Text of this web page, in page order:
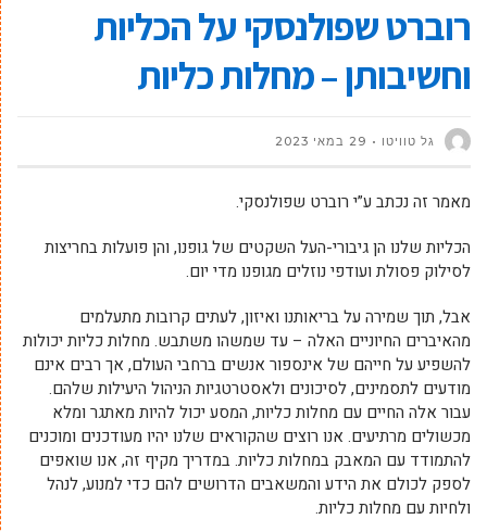
רוברט שפולנסקי על הכליות
וחשיבותן – מחלות כליות
גל טוויטו 29 במאי 2023
מאמר זה נכתב ע”י רוברט שפולנסקי.
הכליות שלנו הן גיבורי-העל השקטים של גופנו, והן פועלות בחריצות
לסילוק פסולת ועודפי נוזלים מגופנו מדי יום.
אבל, תוך שמירה על בריאותנו ואיזון, לעתים קרובות מתעלמים
מהאיברים החיוניים האלה – עד שמשהו משתבש. מחלות כליות יכולות
להשפיע על חייהם של אינספור אנשים ברחבי העולם, אך רבים אינם
מודעים לתסמינים, לסיכונים ולאסטרטגיות הניהול היעילות שלהם.
עבור אלה החיים עם מחלות כליות, המסע יכול להיות מאתגר ומלא
מכשולים מרתיעים. אנו רוצים שהקוראים שלנו יהיו מעודכנים ומוכנים
להתמודד עם המאבק במחלות כליות. במדריך מקיף זה, אנו שואפים
לספק לכולם את הידע והמשאבים הדרושים להם כדי למנוע, לנהל
ולחיות עם מחלות כליות.